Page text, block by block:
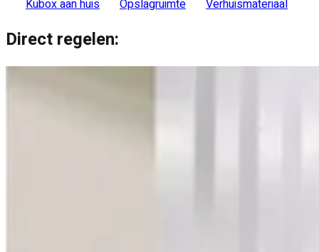
Kubox aan huis
Opslagruimte Verhuismateriaal
Direct regelen: